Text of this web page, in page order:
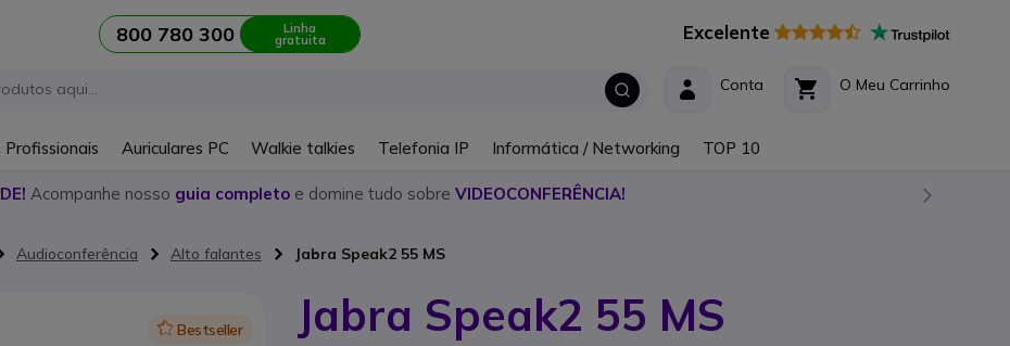
800 780 300 Linha
gratuita Excelente
O Meu Carrinho
Conta
Profissionais Auriculares PC Walkie talkies Telefonia IP Informática / Networking TOP 10
Acompanhe nosso guia completo e domine tudo sobre VIDEOCONFERÊNCIA!
Audioconferência Alto falantes Jabra Speak2 55 MS
Jabra Speak2 55 MS
IconBestseller